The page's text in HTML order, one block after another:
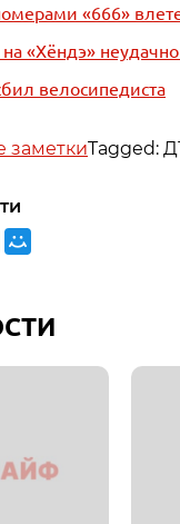
«666»
«Хёндэ»
велосипедиста
заметкиTagged: